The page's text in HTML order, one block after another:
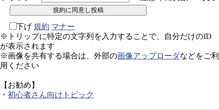
下げ 規約 マナー
※トリップに特定の文字列を入力することで、自分だけのID
が表示されます
※画像を共有する場合は、外部の画像アップローダなどをご利
用ください
【お勧め】
・ 初心者さん向けトピック